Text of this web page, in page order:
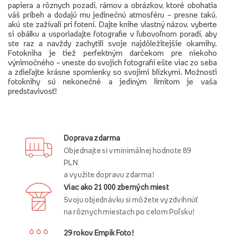
papiera a rôznych pozadí, rámov a obrázkov, ktoré obohatia
váš príbeh a dodajú mu jedinečnú atmosféru – presne takú,
akú ste zažívali pri fotení. Dajte knihe vlastný názov, vyberte
si obálku a usporiadajte fotografie v ľubovoľnom poradí, aby
ste raz a navždy zachytili svoje najdôležitejšie okamihy.
Fotokniha je tiež perfektným darčekom pre niekoho
výnimočného – vneste do svojich fotografií ešte viac zo seba
a zdieľajte krásne spomienky so svojimi blízkymi. Možnosti
fotoknihy sú nekonečné a jediným limitom je vaša
predstavivosť!
Doprava zdarma
Objednajte si v minimálnej hodnote 89
PLN
a využite dopravu zdarma!
Viac ako 21 000 zberných miest
Svoju objednávku si môžete vyzdvihnúť
na rôznych miestach po celom Poľsku!
29 rokov Empik Foto!